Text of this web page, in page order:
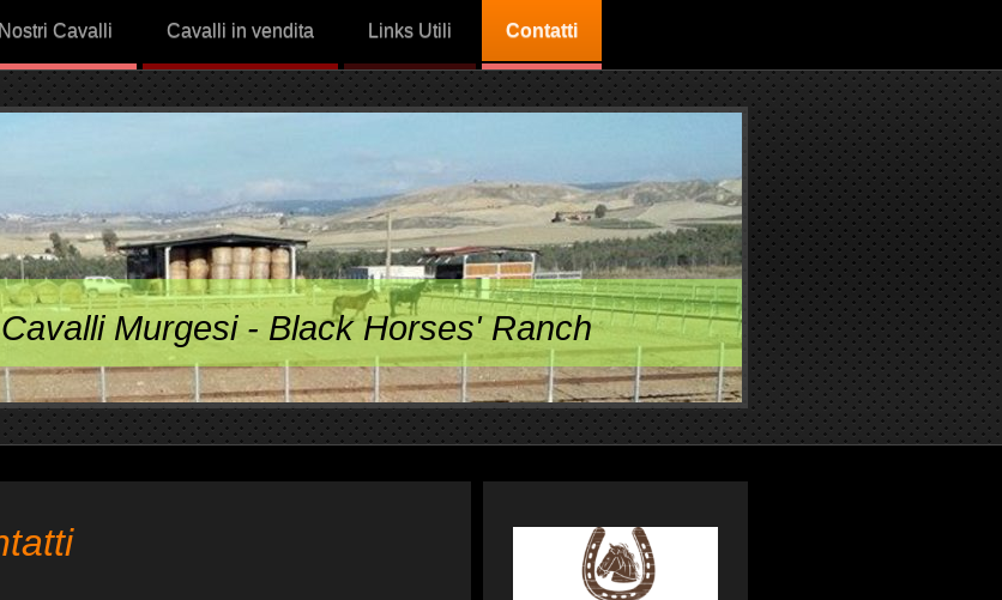
Cavalli Cavalli in vendita Links Utili Contatti
Murgesi - Black Horses' Ranch